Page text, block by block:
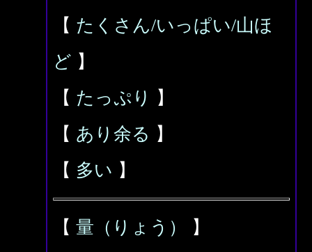
【 たくさん/いっぱい/山ほ
ど 】
【 たっぷり
】
【 あり余る 】
【 多い 】
【 量（りょう）
】